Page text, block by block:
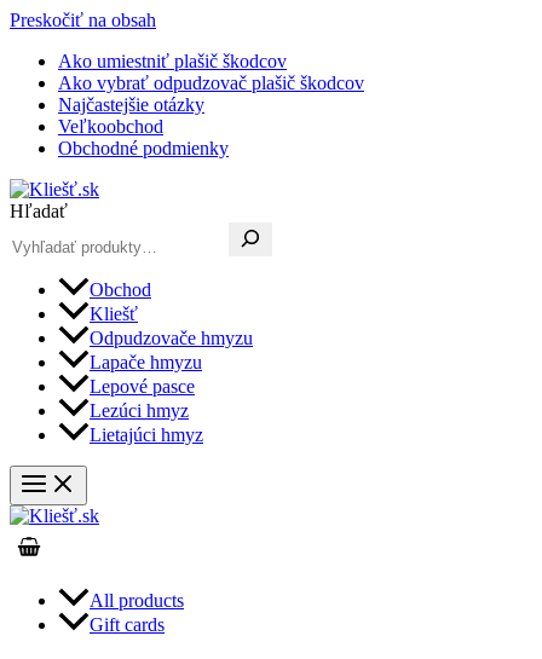
Preskočiť na obsah
Ako umiestniť plašič škodcov
Ako vybrať odpudzovač plašič škodcov
Najčastejšie otázky
Veľkoobchod
Obchodné podmienky
Hľadať
Obchod
Kliešť
Odpudzovače hmyzu
Lapače hmyzu
Lepové pasce
Lezúci hmyz
Lietajúci hmyz
All products
Gift cards